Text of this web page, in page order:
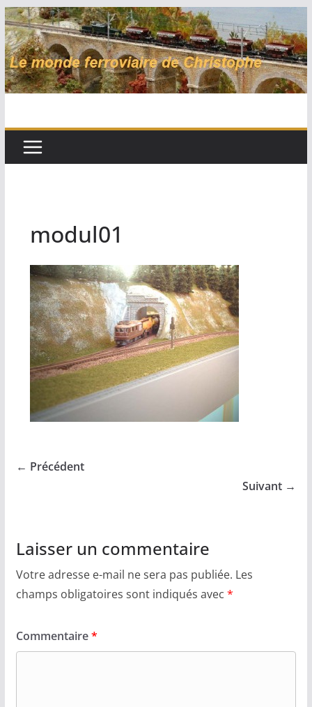
Passer
au
contenu
modul01
← Précédent
Suivant →
Laisser un commentaire
Votre adresse e-mail ne sera pas publiée. Les
champs obligatoires sont indiqués avec *
Commentaire*